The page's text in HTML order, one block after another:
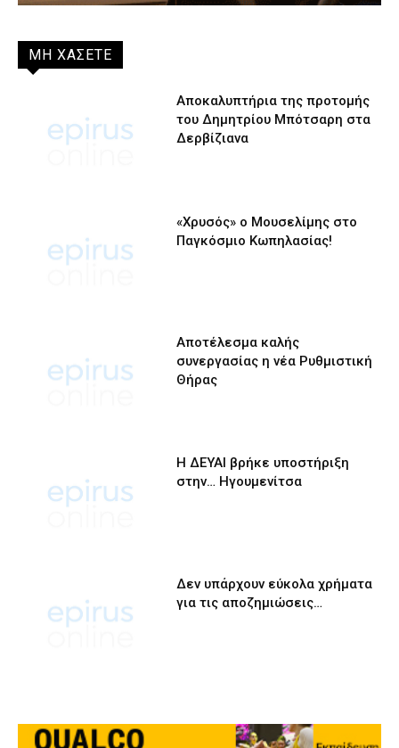
ΜΗ ΧΑΣΕΤΕ
Αποκαλυπτήρια της προτομής
του Δημητρίου Μπότσαρη στα
Δερβίζιανα
«Χρυσός» ο Μουσελίμης στο
Παγκόσμιο Κωπηλασίας!
Αποτέλεσμα καλής
συνεργασίας η νέα Ρυθμιστική
Θήρας
Η ΔΕΥΑΙ βρήκε υποστήριξη
στην… Ηγουμενίτσα
Δεν υπάρχουν εύκολα χρήματα
για τις αποζημιώσεις…